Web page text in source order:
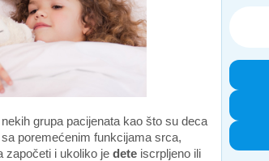
grupa pacijenata kao što su deca
poremećenim funkcijama srca,
započeti i ukoliko je dete iscrpljeno ili